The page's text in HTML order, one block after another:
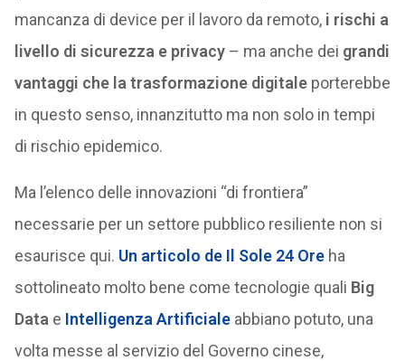
mancanza di device per il lavoro da remoto, i rischi a
livello di sicurezza e privacy– ma anche dei grandi
vantaggi che la trasformazione digitaleporterebbe
in questo senso, innanzitutto ma non solo in tempi
di rischio epidemico.
Ma l’elenco delle innovazioni “di frontiera”
necessarie per un settore pubblico resiliente non si
esaurisce qui. Un articolo de Il Sole 24 Oreha
sottolineato molto bene come tecnologie quali Big
Data e Intelligenza Artificialeabbiano potuto, una
volta messe al servizio del Governo cinese,